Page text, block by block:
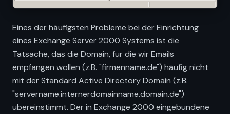
Eines der häufigsten Probleme bei der Einrichtung
eines Exchange Server 2000 Systems ist die
Tatsache, das die Domain, für die wir Emails
empfangen wollen (z.B. "firmenname.de") häufig nicht
mit der Standard Active Directory Domain (z.B.
"servername.internerdomainname.domain.de")
übereinstimmt. Der in Exchange 2000 eingebundene